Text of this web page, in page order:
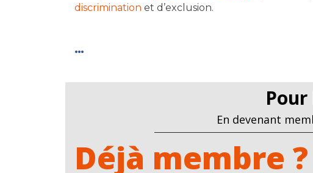
discrimination et d’exclusion.
…
En devenant
Déjà membre ?